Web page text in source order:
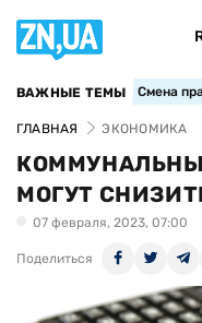
ВАЖНЫЕ ТЕМЫ Смена
ГЛАВНАЯ ЭКОНОМИКА
МОГУТ
07 февраля, 2023, 07:00
Поделиться